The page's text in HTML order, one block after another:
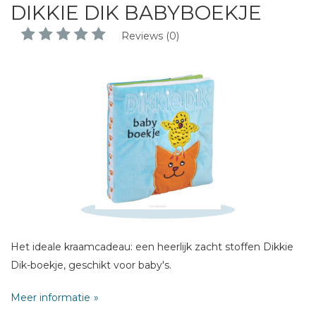
DIKKIE DIK BABYBOEKJE
Reviews (0)
Het ideale kraamcadeau: een heerlijk zacht stoffen Dikkie
Dik-boekje, geschikt voor baby's.
Meer informatie
Schrijf hieronder je review!
Bericht *